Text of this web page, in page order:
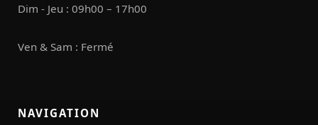
Dim - Jeu : 09h00 – 17h00
Ven & Sam : Fermé
NAVIGATION